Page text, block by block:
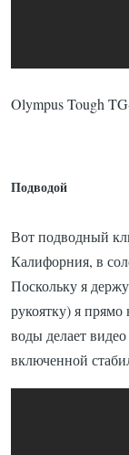
Olympus Tough
Подводой
Вот подводный
Калифорния, в
Поскольку я
рукоятку) я
воды делает
включенной